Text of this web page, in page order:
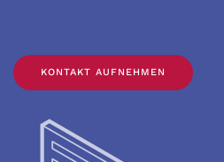
KONTAKT AUFNEHMEN